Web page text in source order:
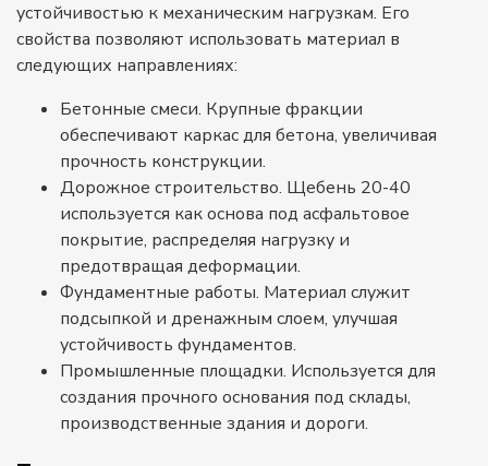
устойчивостью к механическим нагрузкам. Его
свойства позволяют использовать материал в
следующих направлениях:
Бетонные смеси. Крупные фракции
обеспечивают каркас для бетона, увеличивая
прочность конструкции.
Дорожное строительство. Щебень 20-40
используется как основа под асфальтовое
покрытие, распределяя нагрузку и
предотвращая деформации.
Фундаментные работы. Материал служит
подсыпкой и дренажным слоем, улучшая
устойчивость фундаментов.
Промышленные площадки. Используется для
создания прочного основания под склады,
производственные здания и дороги.